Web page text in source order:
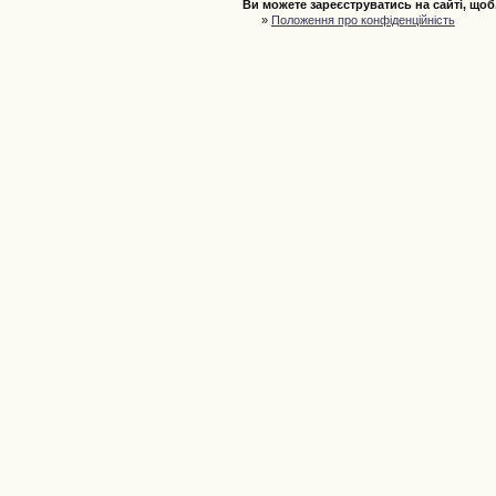
Ви можете зареєструватись на сайті,
» Положення про конфіденційність